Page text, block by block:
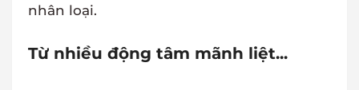
nhân loại.
Từ nhiều động tâm mãnh liệt...